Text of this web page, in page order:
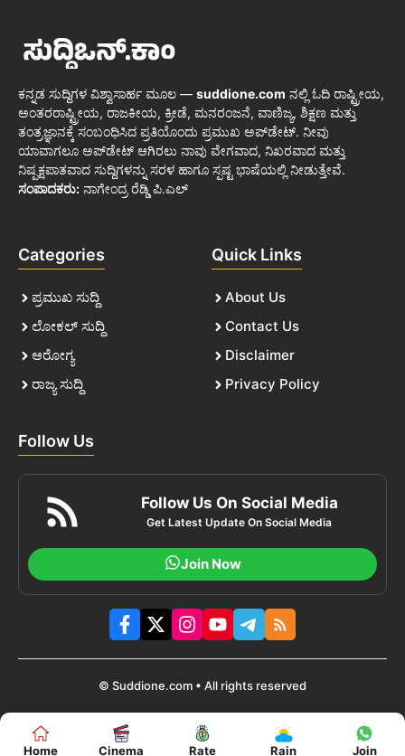
ಕನ್ನಡ ಸುದ್ದಿಗಳ ವಿಶ್ವಾಸಾರ್ಹ ಮೂಲ — suddione.com ನಲ್ಲಿ ಓದಿ ರಾಷ್ಟ್ರೀಯ,
ಅಂತರರಾಷ್ಟ್ರೀಯ, ರಾಜಕೀಯ, ಕ್ರೀಡೆ, ಮನರಂಜನೆ, ವಾಣಿಜ್ಯ, ಶಿಕ್ಷಣ ಮತ್ತು
ತಂತ್ರಜ್ಞಾನಕ್ಕೆ ಸಂಬಂಧಿಸಿದ ಪ್ರತಿಯೊಂದು ಪ್ರಮುಖ ಅಪ್‌ಡೇಟ್. ನೀವು
ಯಾವಾಗಲೂ ಅಪ್‌ಡೇಟ್ ಆಗಿರಲು ನಾವು ವೇಗವಾದ, ನಿಖರವಾದ ಮತ್ತು
ನಿಷ್ಪಕ್ಷಪಾತವಾದ ಸುದ್ದಿಗಳನ್ನು ಸರಳ ಹಾಗೂ ಸ್ಪಷ್ಟ ಭಾಷೆಯಲ್ಲಿ ನೀಡುತ್ತೇವೆ.
ಸಂಪಾದಕರು: ನಾಗೇಂದ್ರ ರೆಡ್ಡಿ ಪಿ.ಎಲ್
Categories
ಪ್ರಮುಖ ಸುದ್ದಿ
ಲೋಕಲ್ ಸುದ್ದಿ
ಆರೋಗ್ಯ
ರಾಜ್ಯ ಸುದ್ದಿ
Quick Links
About Us
Contact Us
Disclaimer
Privacy Policy
Follow Us
Follow Us On Social Media
Get Latest Update On Social Media
Join Now
© Suddione.com • All rights reserved
Home Cinema Rate Rain Join